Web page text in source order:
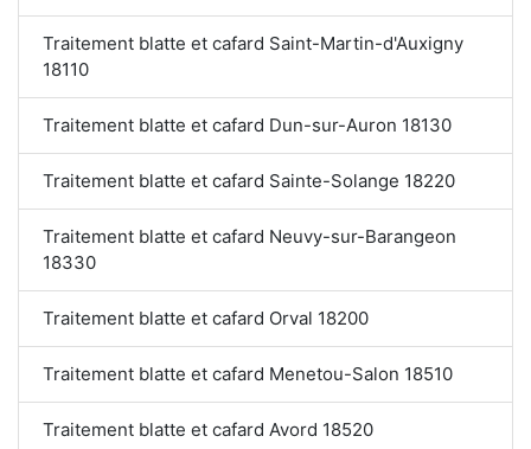
Traitement blatte et cafard Saint-Martin-d'Auxigny
18110
Traitement blatte et cafard Dun-sur-Auron 18130
Traitement blatte et cafard Sainte-Solange 18220
Traitement blatte et cafard Neuvy-sur-Barangeon
18330
Traitement blatte et cafard Orval 18200
Traitement blatte et cafard Menetou-Salon 18510
Traitement blatte et cafard Avord 18520